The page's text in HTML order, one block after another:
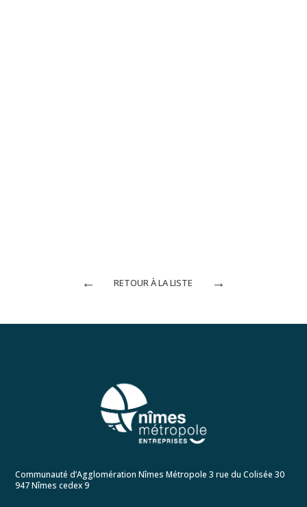
← →
RETOUR À LA LISTE
Communauté d’Agglomération Nîmes Métropole 3 rue du Colisée 30
947 Nîmes cedex 9